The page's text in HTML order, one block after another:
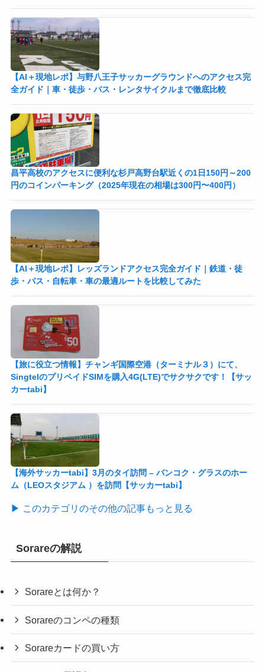
【AI＋現地レポ】与野八王子󠁣󠁴󠁿󠁣󠁴󠁿サッカーグラウンドへのアクセス完
全ガイド｜車・徒歩・バス・レンタサイクルまで徹底比較
昌平高校のアクセスに便利な杉戸高野台駅近くの1日150円～200
円のコインパーキング（2025年現在の相場は300円〜400円）
【AI＋現地レポ】レッズランドアクセス完全ガイド｜鉄道・徒
歩・バス・自転車・車の最適ルートを比較してみた
【旅に役立つ情報】チャンギ国際空港（ターミナル３）にて、
SingtelのプリペイドSIMを購入4G(LTE)でサクサクです！【サッ
カーtabi】
【海外サッカーtabi】3月のタイ訪問 – バンコク・グラスのホー
ム（LEOスタジアム ）を訪問【サッカーtabi】
▶ このカテゴリのその他の記事もっと見る
Sorareの解説
Sorareとは何か？
Sorareのコンペの種類
Sorareカードの買い方